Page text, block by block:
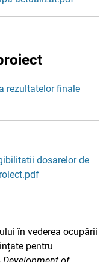
rezultatelor finale
dosarelor de
în vederea ocupării
pentru